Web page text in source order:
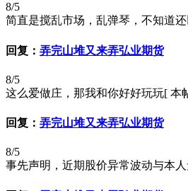
8/5
简直是搅乱市场，乱弹琴，不知道
回复： 弄完山堆又来弄弘业期货
8/5
这么爱做庄，那我和你好好玩玩[ 本
回复： 弄完山堆又来弄弘业期货
8/5
事先声明，近期股价异常波动与本